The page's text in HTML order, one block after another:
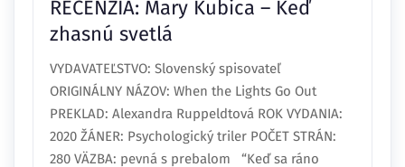
RECENZIA: Mary Kubica – Keď
zhasnú svetlá
VYDAVATEĽSTVO: Slovenský spisovateľ
ORIGINÁLNY NÁZOV: When the Lights Go Out
PREKLAD: Alexandra Ruppeldtová ROK VYDANIA:
2020 ŽÁNER: Psychologický triler POČET STRÁN:
280 VÄZBA: pevná s prebalom “Keď sa ráno